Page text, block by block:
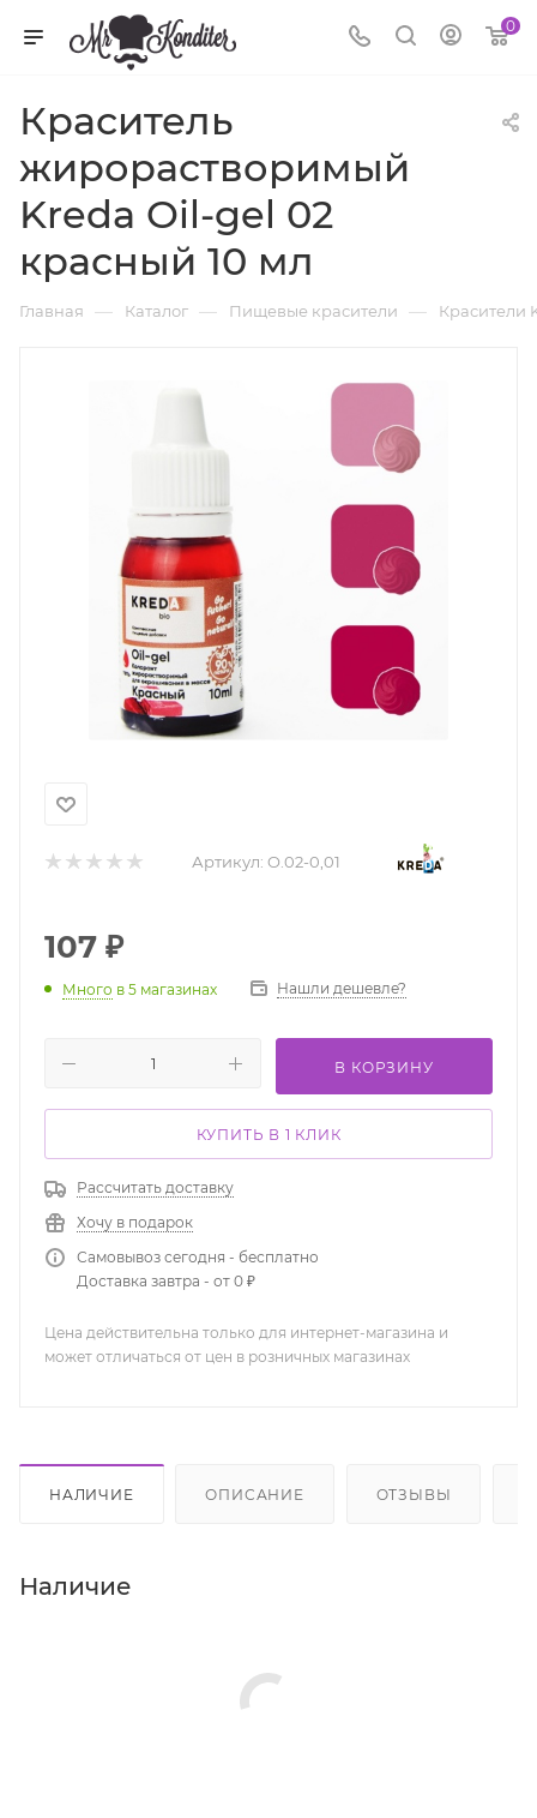
0
Краситель
жирорастворимый
Kreda Oil-gel 02
красный 10 мл
Главная — Каталог — Пищевые красители — Красители
Артикул: O.02-0,01
107 ₽
Много в 5 магазинах Нашли дешевле?
В КОРЗИНУ
КУПИТЬ В 1 КЛИК
Рассчитать доставку
Хочу в подарок
Самовывоз сегодня - бесплатно
Доставка завтра - от 0 ₽
Цена действительна только для интернет-магазина и
может отличаться от цен в розничных магазинах
НАЛИЧИЕ ОПИСАНИЕ ОТЗЫВЫ
Наличие